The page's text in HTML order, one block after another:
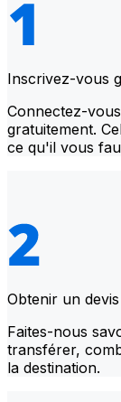
Inscrivez-vous
Connectez-
gratuitement.
ce qu'il vous
Obtenir un devis
Faites-nous
transférer,
la destination.